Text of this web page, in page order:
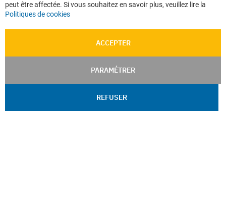
peut être affectée. Si vous souhaitez en savoir plus, veuillez lire la
Politiques de cookies
ACCEPTER
PARAMÉTRER
REFUSER